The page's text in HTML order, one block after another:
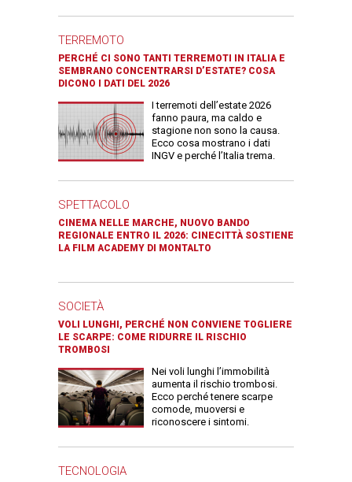
TERREMOTO
PERCHÉ CI SONO TANTI TERREMOTI IN ITALIA E
SEMBRANO CONCENTRARSI D’ESTATE? COSA
DICONO I DATI DEL 2026
I terremoti dell’estate 2026
fanno paura, ma caldo e
stagione non sono la causa.
Ecco cosa mostrano i dati
INGV e perché l’Italia trema.
SPETTACOLO
CINEMA NELLE MARCHE, NUOVO BANDO
REGIONALE ENTRO IL 2026: CINECITTÀ SOSTIENE
LA FILM ACADEMY DI MONTALTO
SOCIETÀ
VOLI LUNGHI, PERCHÉ NON CONVIENE TOGLIERE
LE SCARPE: COME RIDURRE IL RISCHIO
TROMBOSI
Nei voli lunghi l’immobilità
aumenta il rischio trombosi.
Ecco perché tenere scarpe
comode, muoversi e
riconoscere i sintomi.
TECNOLOGIA